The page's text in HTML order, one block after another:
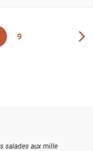
Page
9
salades aux mille